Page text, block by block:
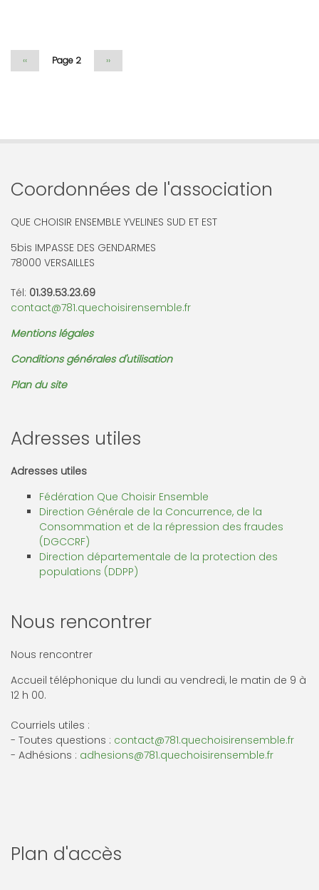
Page
précédente
‹‹ Page 2 Page
suivante
››
Coordonnées de l'association
QUE CHOISIR ENSEMBLE YVELINES SUD ET EST
5bis IMPASSE DES GENDARMES
78000 VERSAILLES
Tél: 01.39.53.23.69
contact@781.quechoisirensemble.fr
Mentions légales
Conditions générales d'utilisation
Plan du site
Adresses utiles
Adresses utiles
Fédération Que Choisir Ensemble
Direction Générale de la Concurrence, de la
Consommation et de la répression des fraudes
(DGCCRF)
Direction départementale de la protection des
populations (DDPP)
Nous rencontrer
Nous rencontrer
Accueil téléphonique du lundi au vendredi, le matin de 9 à
12 h 00.
Courriels utiles :
- Toutes questions : contact@781.quechoisirensemble.fr
- Adhésions : adhesions@781.quechoisirensemble.fr
Plan d'accès